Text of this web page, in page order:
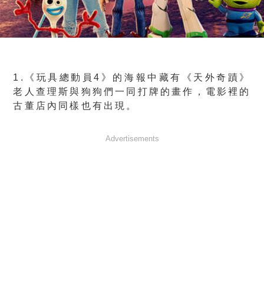
1.《玩具總動員4》的海報中藏有《天外奇蹟》
老人查理斯與狗狗們一同打牌的畫作，電影裡的
古董店內同樣也有出現。
Advertisements